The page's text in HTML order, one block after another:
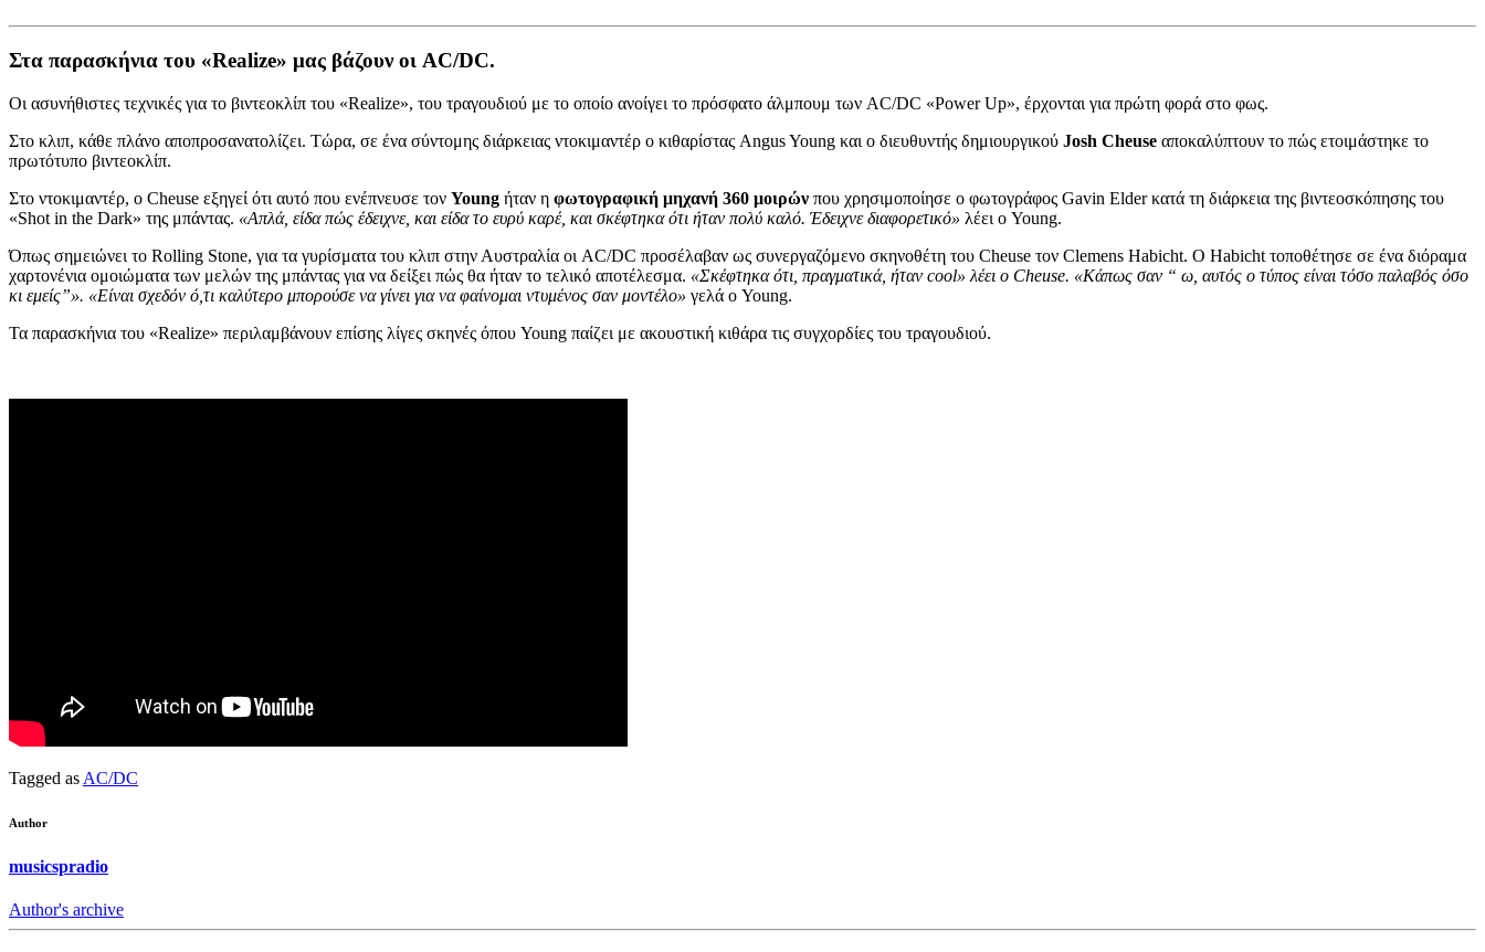
Στα παρασκήνια του «Realize» μας βάζουν οι AC/DC.
Οι ασυνήθιστες τεχνικές για το βιντεοκλίπ του «Realize», του τραγουδιού με το οποίο ανοίγει το πρόσφατο άλμπουμ των AC/DC «Power Up», έρχονται για πρώτη φορά στο φως.
Στο κλιπ, κάθε πλάνο αποπροσανατολίζει. Τώρα, σε ένα σύντομης διάρκειας ντοκιμαντέρ ο κιθαρίστας Angus Young και ο διευθυντής δημιουργικού Josh Cheuse αποκαλύπτουν το πώς ετοιμάστηκε το
πρωτότυπο βιντεοκλίπ.
Στο ντοκιμαντέρ, ο Cheuse εξηγεί ότι αυτό που ενέπνευσε τον Young ήταν η φωτογραφική μηχανή 360 μοιρών που χρησιμοποίησε ο φωτογράφος Gavin Elder κατά τη διάρκεια της βιντεοσκόπησης του
«Shot in the Dark» της μπάντας. «Απλά, είδα πώς έδειχνε, και είδα το ευρύ καρέ, και σκέφτηκα ότι ήταν πολύ καλό. Έδειχνε διαφορετικό» λέει ο Young.
Όπως σημειώνει το Rolling Stone, για τα γυρίσματα του κλιπ στην Αυστραλία οι AC/DC προσέλαβαν ως συνεργαζόμενο σκηνοθέτη του Cheuse τον Clemens Habicht. Ο Habicht τοποθέτησε σε ένα διόραμα
χαρτονένια ομοιώματα των μελών της μπάντας για να δείξει πώς θα ήταν το τελικό αποτέλεσμα. «Σκέφτηκα ότι, πραγματικά, ήταν cool» λέει ο Cheuse. «Κάπως σαν “ ω, αυτός ο τύπος είναι τόσο παλαβός όσο
κι εμείς”». «Είναι σχεδόν ό,τι καλύτερο μπορούσε να γίνει για να φαίνομαι ντυμένος σαν μοντέλο» γελά ο Young.
Τα παρασκήνια του «Realize» περιλαμβάνουν επίσης λίγες σκηνές όπου Young παίζει με ακουστική κιθάρα τις συγχορδίες του τραγουδιού.
Tagged as AC/DC
Author
musicspradio
Author's archive